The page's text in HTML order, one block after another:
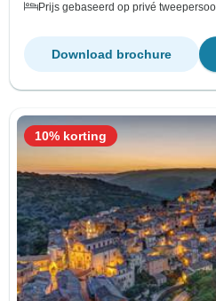
Prijs gebaseerd op privé
Download brochure
10% korting